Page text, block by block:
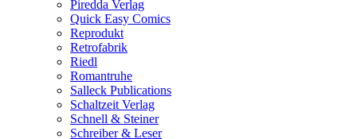
Piredda Verlag
Quick Easy Comics
Reprodukt
Retrofabrik
Riedl
Romantruhe
Salleck Publications
Schaltzeit Verlag
Schnell & Steiner
Schreiber & Leser